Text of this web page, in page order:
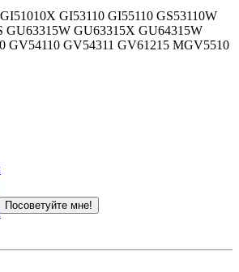
GI53110 GI55110 GS53110W
GU63315W GU63315X GU64315W
GV54110 GV54311 GV61215 MGV5510
Посоветуйте мне!